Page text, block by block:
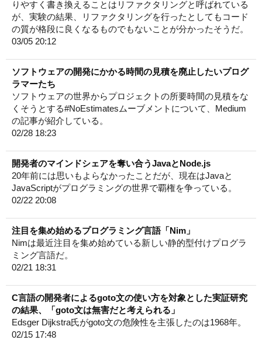
りやすく書き換えることはリファクタリングと呼ばれている
が、実験の結果、リファクタリングを行ったとしてもコード
の質が格段に良くなるものでもないことが分かったそうだ。
03/05 20:12
ソフトウェアの開発にかかる時間の見積を廃止したいプログ
ラマーたち
ソフトウェアの世界からプロジェクトの所要時間の見積をな
くそうとする#NoEstimatesムーブメントについて、Medium
の記事が紹介している。
02/28 18:23
開発者のマインドシェアを奪い合うJavaとNode.js
20年前には思いもよらなかったことだが、現在はJavaと
JavaScriptがプログラミングの世界で覇権を争っている。
02/22 20:08
注目を集め始めるプログラミング言語「Nim」
Nimは最近注目を集め始めている新しい静的型付けプログラ
ミング言語だ。
02/21 18:31
C言語の開発者によるgoto文の使い方を対象とした実証研究
の結果、「goto文は無害だと考えられる」
Edsger Dijkstra氏がgoto文の危険性を主張したのは1968年。
02/15 17:48